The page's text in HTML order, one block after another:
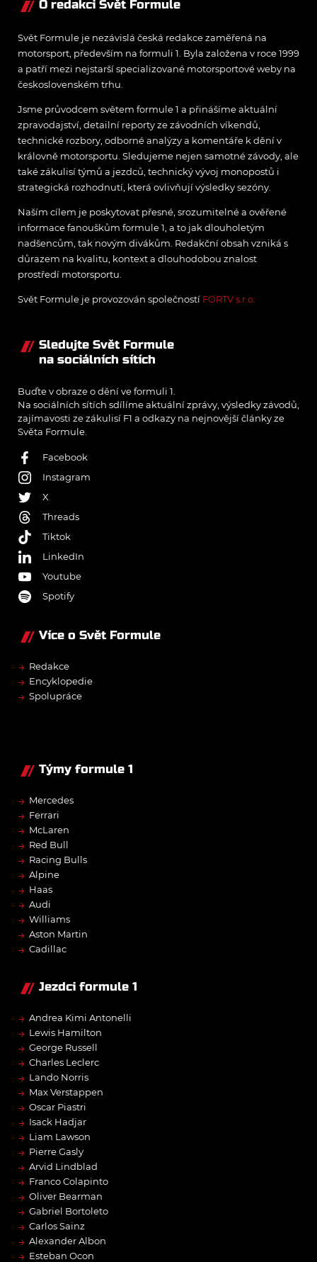
O redakci Svět Formule
Svět Formule je nezávislá česká redakce zaměřená na
motorsport, především na formuli 1. Byla založena v roce 1999
a patří mezi nejstarší specializované motorsportové weby na
československém trhu.
Jsme průvodcem světem formule 1 a přinášíme aktuální
zpravodajství, detailní reporty ze závodních víkendů,
technické rozbory, odborné analýzy a komentáře k dění v
královně motorsportu. Sledujeme nejen samotné závody, ale
také zákulisí týmů a jezdců, technický vývoj monopostů i
strategická rozhodnutí, která ovlivňují výsledky sezóny.
Naším cílem je poskytovat přesné, srozumitelné a ověřené
informace fanouškům formule 1, a to jak dlouholetým
nadšencům, tak novým divákům. Redakční obsah vzniká s
důrazem na kvalitu, kontext a dlouhodobou znalost
prostředí motorsportu.
Svět Formule je provozován společností FORTV s.r.o.
Sledujte Svět Formule
na sociálních sítích
Buďte v obraze o dění ve formuli 1.
Na sociálních sítích sdílíme aktuální zprávy, výsledky závodů,
zajímavosti ze zákulisí F1 a odkazy na nejnovější články ze
Světa Formule.
Facebook
Instagram
X
Threads
Tiktok
LinkedIn
Youtube
Spotify
Více o Svět Formule
→ Redakce
→ Encyklopedie
→ Spolupráce
Týmy formule 1
→ Mercedes
→ Ferrari
→ McLaren
→ Red Bull
→ Racing Bulls
→ Alpine
→ Haas
→ Audi
→ Williams
→ Aston Martin
→ Cadillac
Jezdci formule 1
→ Andrea Kimi Antonelli
→ Lewis Hamilton
→ George Russell
→ Charles Leclerc
→ Lando Norris
→ Max Verstappen
→ Oscar Piastri
→ Isack Hadjar
→ Liam Lawson
→ Pierre Gasly
→ Arvid Lindblad
→ Franco Colapinto
→ Oliver Bearman
→ Gabriel Bortoleto
→ Carlos Sainz
→ Alexander Albon
→ Esteban Ocon